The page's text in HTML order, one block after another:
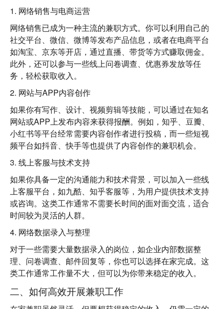
1. 网络销售与电商运营
网络销售已成为一种主流的兼职方式。你可以利用自己的
社交平台、微信、微博等发布产品信息，或者在电商平台
如淘宝、京东等开店，通过直播、带货等方式赚取佣金。
此外，还可以参与一些线上问卷调查、优惠券发放等任
务，轻松获取收入。
2. 网站与APP内容创作
如果你有写作、设计、视频剪辑等技能，可以通过在知名
网站或APP上发布内容来获得报酬。例如，知乎、豆瓣、
小红书等平台经常需要内容创作者进行投稿，而一些短视
频平台如抖音、快手等也提供了内容创作的兼职机会。
3. 线上客服与技术支持
如果你具备一定的沟通能力和技术背景，可以加入一些线
上客服平台，如九酷、知乎客服等，为用户提供技术支持
或咨询。这类工作通常不需要长时间的面对面交流，适合
时间较为灵活的人群。
4. 网络数据录入与整理
对于一些需要大量数据录入的岗位，如企业内部数据整
理、问卷调查、邮件回复等，你也可以选择在家完成。这
类工作通常工作量不大，但可以为你带来稳定的收入。
二、如何高效开展兼职工作